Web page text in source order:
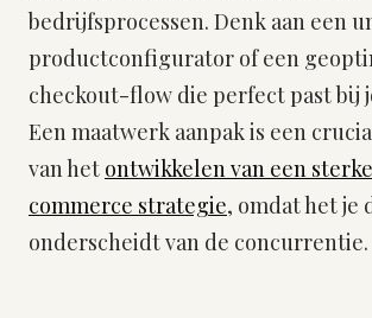
bedrijfsprocessen. Denk aan een
productconfigurator of een
checkout-flow die perfect past bij
Een maatwerk aanpak is een
van het ontwikkelen van een
commerce strategie, omdat het je
onderscheidt van de concurrentie.